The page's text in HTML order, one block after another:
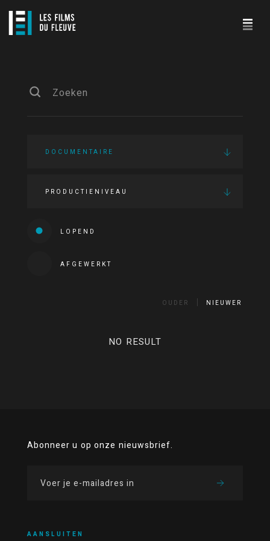
DOCUMENTAIRE
PRODUCTIENIVEAU
LOPEND
AFGEWERKT
OUDER NIEUWER
NO RESULT
Abonneer u op onze nieuwsbrief.
AANSLUITEN